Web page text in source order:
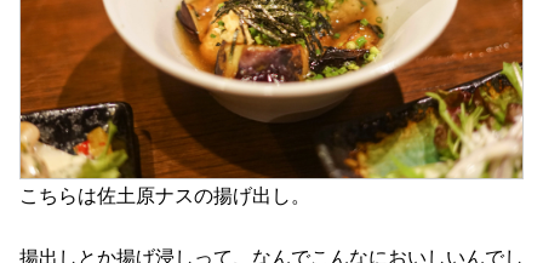
こちらは佐土原ナスの揚げ出し。
揚出しとか揚げ浸しって、なんでこんなにおいしいんでし